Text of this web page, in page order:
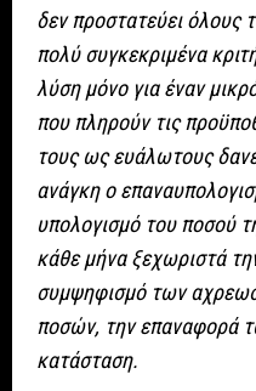
δεν προστατεύει όλους
πολύ συγκεκριμένα
λύση μόνο για έναν
που πληρούν τις
τους ως ευάλωτους
ανάγκη ο
υπολογισμό του ποσού
κάθε μήνα ξεχωριστά
συμψηφισμό των
ποσών, την επαναφορά
κατάσταση.